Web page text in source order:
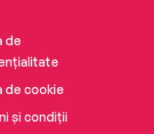
de
de cookie
și condiții